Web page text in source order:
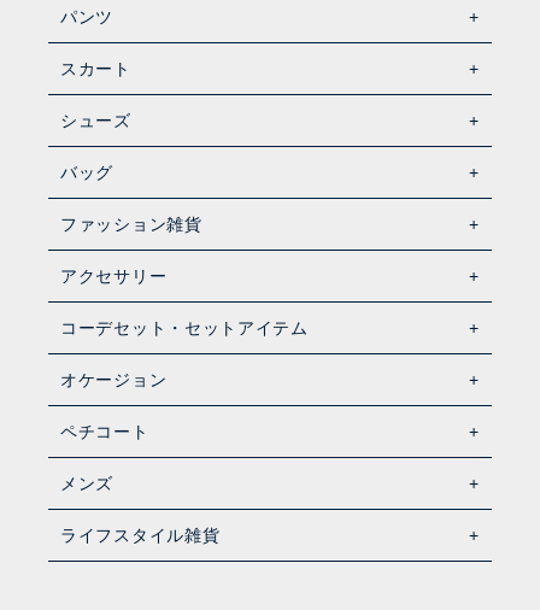
パンツ
スカート
シューズ
バッグ
ファッション雑貨
アクセサリー
コーデセット・セットアイテム
オケージョン
ペチコート
メンズ
ライフスタイル雑貨